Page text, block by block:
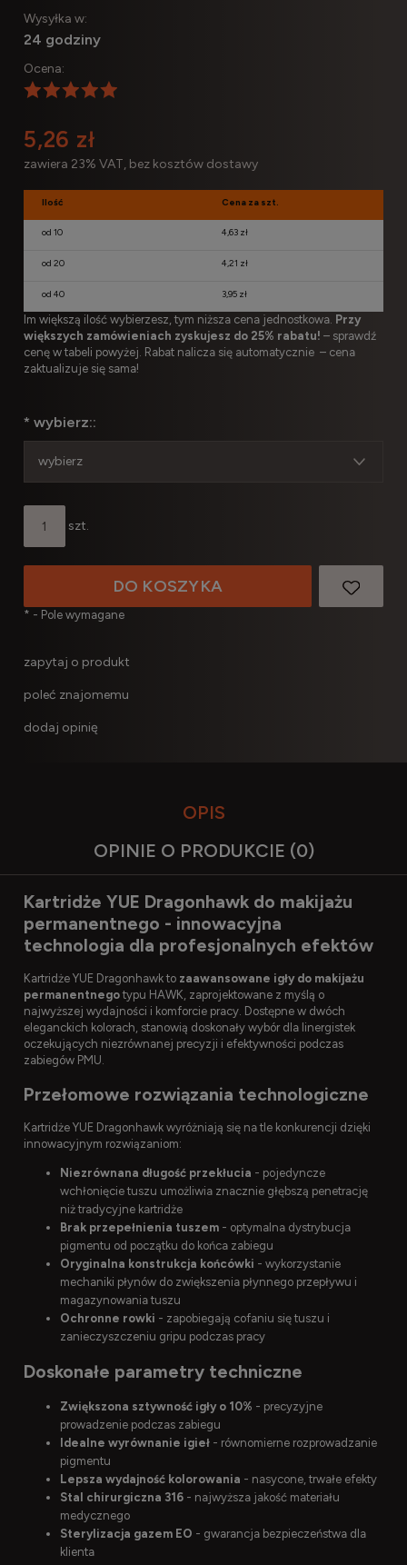
Wysyłka w:
24 godziny
Ocena:
5,26 zł
zawiera 23% VAT, bez kosztów dostawy
Ilość Cena za szt.
od 10 4,63 zł
od 20 4,21 zł
od 40 3,95 zł
Im większą ilość wybierzesz, tym niższa cena jednostkowa. Przy
większych zamówieniach zyskujesz do 25% rabatu! – sprawdź
cenę w tabeli powyżej. Rabat nalicza się automatycznie – cena
zaktualizuje się sama!
* wybierz::
szt.
DO KOSZYKA
* - Pole wymagane
zapytaj o produkt
poleć znajomemu
dodaj opinię
OPIS
OPINIE O PRODUKCIE (0)
Kartridże YUE Dragonhawk do makijażu
permanentnego - innowacyjna
technologia dla profesjonalnych efektów
Kartridże YUE Dragonhawk to zaawansowane igły do makijażu
permanentnegotypu HAWK, zaprojektowane z myślą o
najwyższej wydajności i komforcie pracy. Dostępne w dwóch
eleganckich kolorach, stanowią doskonały wybór dla linergistek
oczekujących niezrównanej precyzji i efektywności podczas
zabiegów PMU.
Przełomowe rozwiązania technologiczne
Kartridże YUE Dragonhawk wyróżniają się na tle konkurencji dzięki
innowacyjnym rozwiązaniom:
Niezrównana długość przekłucia - pojedyncze
wchłonięcie tuszu umożliwia znacznie głębszą penetrację
niż tradycyjne kartridże
Brak przepełnienia tuszem - optymalna dystrybucja
pigmentu od początku do końca zabiegu
Oryginalna konstrukcja końcówki - wykorzystanie
mechaniki płynów do zwiększenia płynnego przepływu i
magazynowania tuszu
Ochronne rowki - zapobiegają cofaniu się tuszu i
zanieczyszczeniu gripu podczas pracy
Doskonałe parametry techniczne
Zwiększona sztywność igły o 10% - precyzyjne
prowadzenie podczas zabiegu
Idealne wyrównanie igieł - równomierne rozprowadzanie
pigmentu
Lepsza wydajność kolorowania - nasycone, trwałe efekty
Stal chirurgiczna 316 - najwyższa jakość materiału
medycznego
Sterylizacja gazem EO - gwarancja bezpieczeństwa dla
klienta